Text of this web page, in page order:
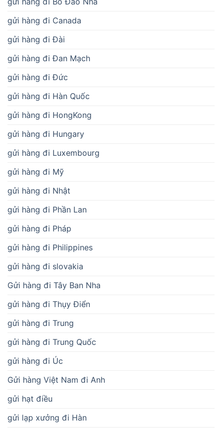
gửi hàng đi Canada
gửi hàng đi Đài
gửi hàng đi Đan Mạch
gửi hàng đi Đức
gửi hàng đi Hàn Quốc
gửi hàng đi HongKong
gửi hàng đi Hungary
gửi hàng đi Luxembourg
gửi hàng đi Mỹ
gửi hàng đi Nhật
gửi hàng đi Phần Lan
gửi hàng đi Pháp
gửi hàng đi Philippines
gửi hàng đi slovakia
Gửi hàng đi Tây Ban Nha
gửi hàng đi Thụy Điển
gửi hàng đi Trung
gửi hàng đi Trung Quốc
gửi hàng đi Úc
Gửi hàng Việt Nam đi Anh
gửi hạt điều
gửi lạp xưởng đi Hàn